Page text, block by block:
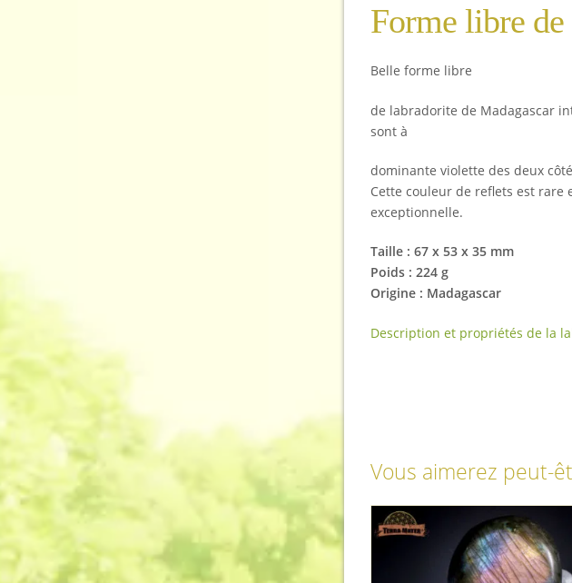
Forme libre
Belle forme libre
de labradorite de Madagascar
sont à
dominante violette des deux
Cette couleur de reflets est rare
exceptionnelle.
Taille : 67 x 53 x 35 mm
Poids : 224 g
Origine : Madagascar
Description et propriétés de la
Vous aimerez peut-